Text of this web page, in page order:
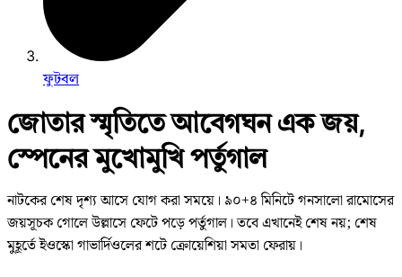
ফুটবল
জোতার স্মৃতিতে আবেগঘন এক জয়,
স্পেনের মুখোমুখি পর্তুগাল
নাটকের শেষ দৃশ্য আসে যোগ করা সময়ে। ৯০+৪ মিনিটে গনসালো রামোসের
জয়সূচক গোলে উল্লাসে ফেটে পড়ে পর্তুগাল। তবে এখানেই শেষ নয়; শেষ
মুহূর্তে ইওস্কো গাভার্দিওলের শটে ক্রোয়েশিয়া সমতা ফেরায়।